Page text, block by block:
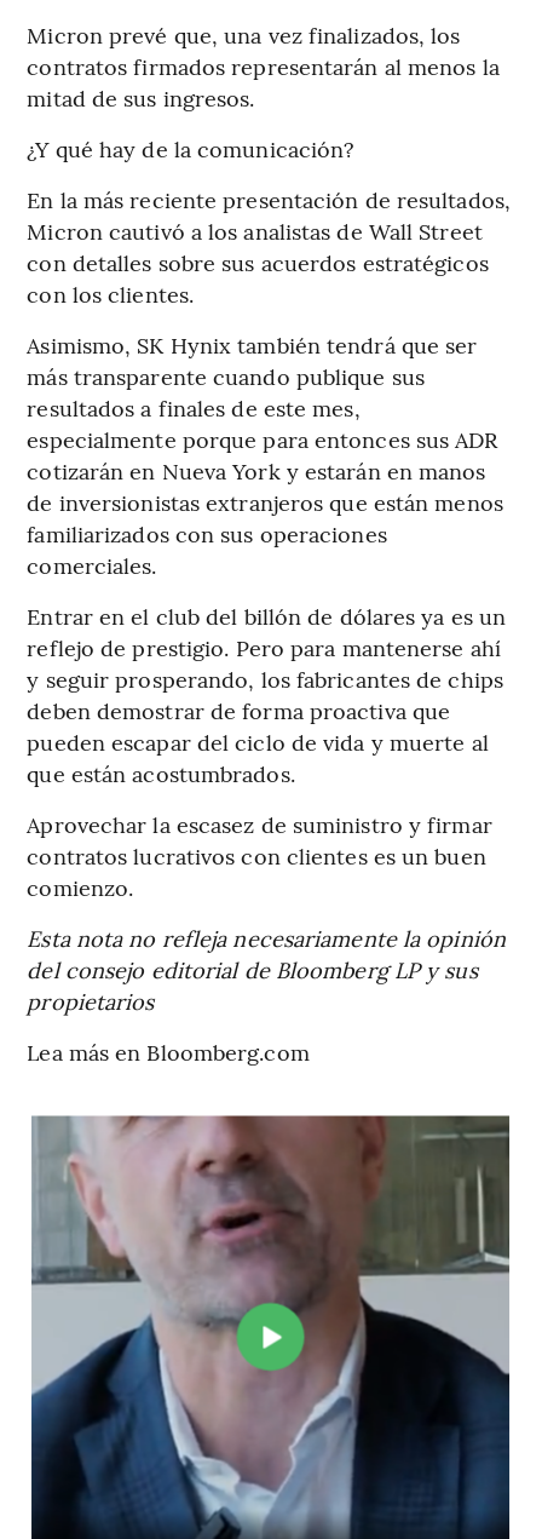
Micron prevé que, una vez finalizados, los
contratos firmados representarán al menos la
mitad de sus ingresos.
¿Y qué hay de la comunicación?
En la más reciente presentación de resultados,
Micron cautivó a los analistas de Wall Street
con detalles sobre sus acuerdos estratégicos
con los clientes.
Asimismo, SK Hynix también tendrá que ser
más transparente cuando publique sus
resultados a finales de este mes,
especialmente porque para entonces sus ADR
cotizarán en Nueva York y estarán en manos
de inversionistas extranjeros que están menos
familiarizados con sus operaciones
comerciales.
Entrar en el club del billón de dólares ya es un
reflejo de prestigio. Pero para mantenerse ahí
y seguir prosperando, los fabricantes de chips
deben demostrar de forma proactiva que
pueden escapar del ciclo de vida y muerte al
que están acostumbrados.
Aprovechar la escasez de suministro y firmar
contratos lucrativos con clientes es un buen
comienzo.
Esta nota no refleja necesariamente la opinión
del consejo editorial de Bloomberg LP y sus
propietarios
Lea más en Bloomberg.com